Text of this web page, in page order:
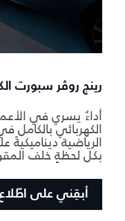
رينج روڤر سبورت
أداءٌ يسري في
الكهربائي بالكامل
الرياضية
بكل لحظةٍ خلف
أبقِني على اطّلاع